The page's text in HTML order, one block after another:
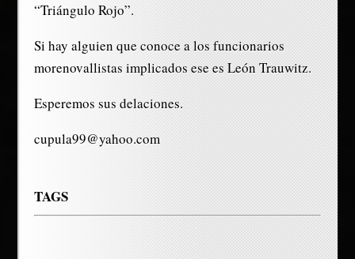
“Triángulo Rojo”.
Si hay alguien que conoce a los funcionarios
morenovallistas implicados ese es León Trauwitz.
Esperemos sus delaciones.
cupula99@yahoo.com
TAGS